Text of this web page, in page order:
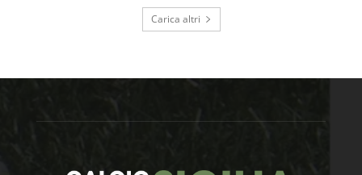
Carica altri